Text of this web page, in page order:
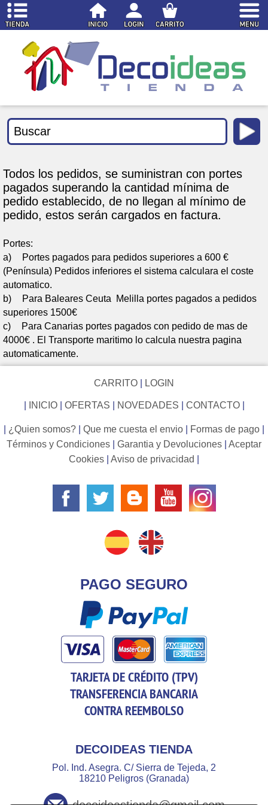
Todos los pedidos, se suministran con portes
pagados superando la cantidad mínima de
pedido establecido, de no llegan al mínimo de
pedido, estos serán cargados en factura.
Portes:
a)
Portes pagados para pedidos superiores a 600 €
(Península) Pedidos inferiores el sistema calculara el coste
automatico.
b)
Para Baleares Ceuta Melilla portes pagados a pedidos
superiores 1500€
c)
Para Canarias portes pagados con pedido de mas de
4000€ . El Transporte maritimo lo calcula nuestra pagina
automaticamente.
CARRITO LOGIN
INICIO OFERTAS NOVEDADES CONTACTO
¿Quien somos? Que me cuesta el envio Formas de pago
Términos y Condiciones
Garantia y Devoluciones
Aceptar
Cookies
Aviso de privacidad
PAGO SEGURO
TARJETA DE CRÉDITO (TPV)
TRANSFERENCIA BANCARIA
CONTRA REEMBOLSO
DECOIDEAS TIENDA
Pol. Ind. Asegra. C/ Sierra de Tejeda, 2
18210 Peligros (Granada)